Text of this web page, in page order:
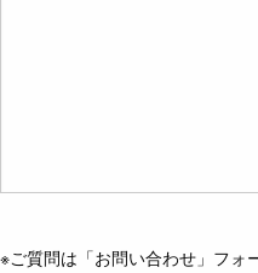
※ご質問は「お問い合わせ」フ